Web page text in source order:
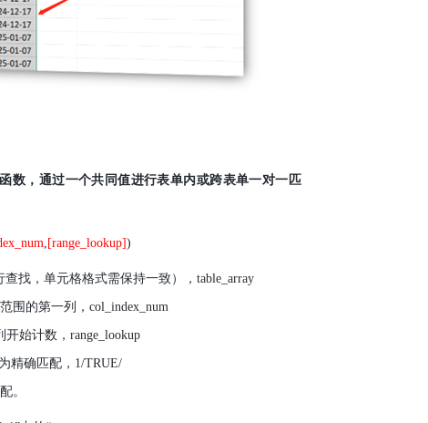
数，通过一个共同值进行表单内或跨表单一对一匹
, [range_lookup])
找，单元格格式需保持一致）， table_array
围的第一列， col_index_num
开始计数， range_lookup
为精确匹配， 1/TRUE/
。